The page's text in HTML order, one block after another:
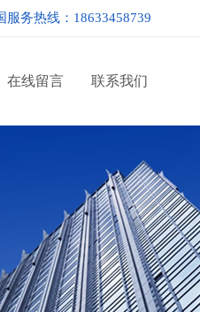
服务热线：18633458739
在线留言 联系我们